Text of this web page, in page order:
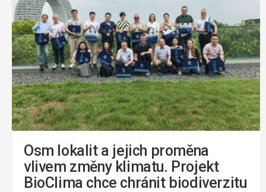
Osm lokalit a jejich proměna
vlivem změny klimatu. Projekt
BioClima chce chránit biodiverzitu